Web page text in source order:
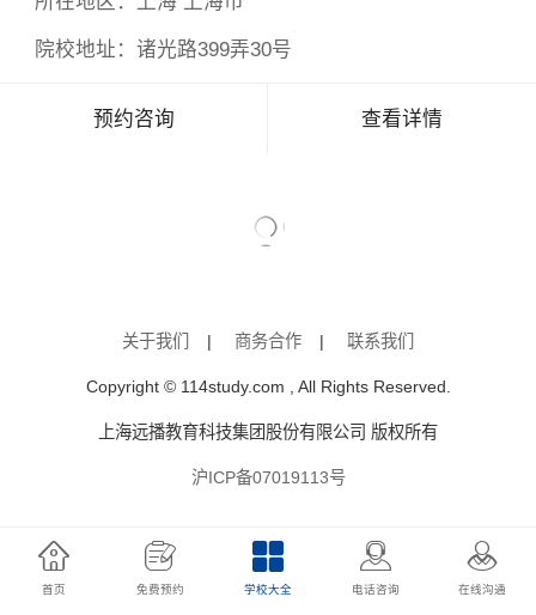
院校地址： 诸光路399弄30号
预约咨询 查看详情
关于我们 | 商务合作 | 联系我们
Copyright © 114study.com , All Rights Reserved.
上海远播教育科技集团股份有限公司 版权所有
沪ICP备07019113号
首页 免费预约 学校大全 电话咨询 在线沟通